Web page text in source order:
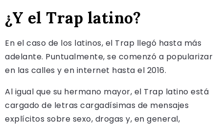
¿Y el Trap latino?
En el caso de los latinos, el Trap llegó hasta más
adelante. Puntualmente, se comenzó a popularizar
en las calles y en internet hasta el 2016.
Al igual que su hermano mayor, el Trap latino está
cargado de letras cargadísimas de mensajes
explícitos sobre sexo, drogas y, en general,